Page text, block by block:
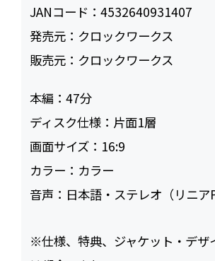
JANコード：4532640931407
発売元： クロックワークス
販売元： クロックワークス
本編：47
ディスク仕様： 片面1層
画面サイズ： 16:9
カラー： カラー
音声： 日本語・ステレオ（リニア
※仕様、特典、ジャケット・デザ